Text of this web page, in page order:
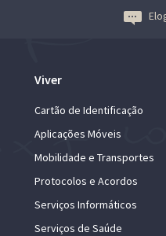
Viver
Cartão de Identificação
Aplicações Móveis
Mobilidade e Transportes
Protocolos e Acordos
Serviços Informáticos
Serviços de Saúde